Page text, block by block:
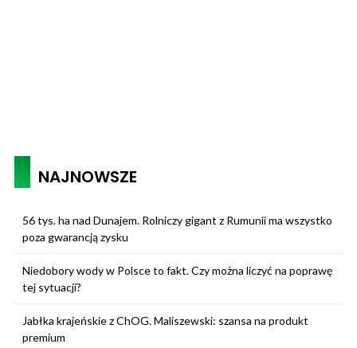
NAJNOWSZE
56 tys. ha nad Dunajem. Rolniczy gigant z Rumunii ma wszystko
poza gwarancją zysku
Niedobory wody w Polsce to fakt. Czy można liczyć na poprawę
tej sytuacji?
Jabłka krajeńskie z ChOG. Maliszewski: szansa na produkt
premium